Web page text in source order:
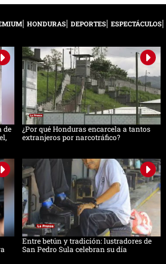
HONDURAS DEPORTES ESPECTÁCULOS
de
¿Por qué Honduras encarcela a tantos
extranjeros por narcotráfico?
Entre betún y tradición: lustradores de
San Pedro Sula celebran su día